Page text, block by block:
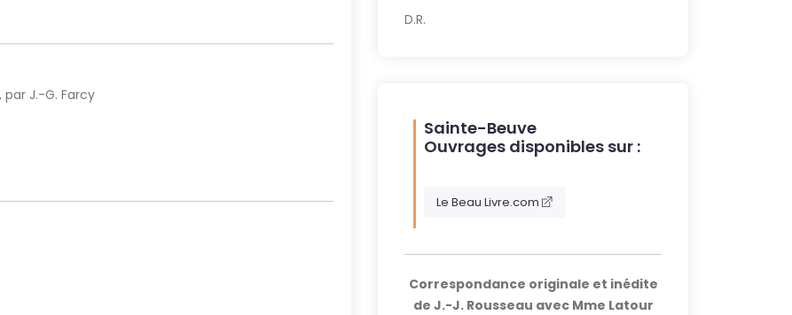
, par J.-G. Farcy
D.R.
Sainte-Beuve
Ouvrages disponibles sur :
Le Beau Livre.com
Correspondance originale et inédite
de J.-J. Rousseau avec Mme Latour